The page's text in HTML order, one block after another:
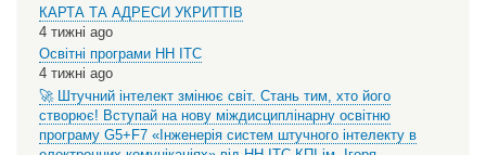
КАРТА ТА АДРЕСИ УКРИТТІВ
4 тижні ago
Освітні програми НН ІТС
4 тижні ago
🚀 Штучний інтелект змінює світ. Стань тим, хто його
створює! Вступай на нову міждисциплінарну освітню
програму G5+F7 «Інженерія систем штучного інтелекту в